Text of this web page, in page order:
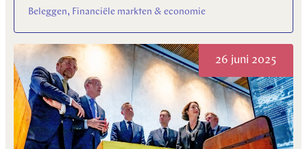
Beleggen, Financiële markten & economie
26 juni 2025